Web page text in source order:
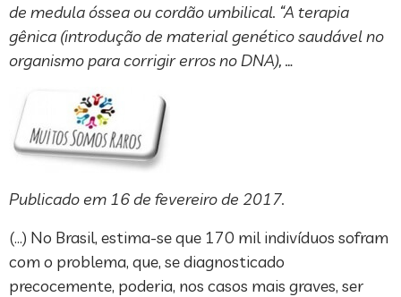
de medula óssea ou cordão umbilical. “A terapia
gênica (introdução de material genético saudável no
organismo para corrigir erros no DNA), …
Publicado em 16 de fevereiro de 2017.
(…) No Brasil, estima-se que 170 mil indivíduos sofram
com o problema, que, se diagnosticado
precocemente, poderia, nos casos mais graves, ser